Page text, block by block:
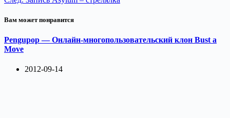
Вам может понравится
Pengupop — Онлайн-многопользовательский клон Bust a
Move
2012-09-14